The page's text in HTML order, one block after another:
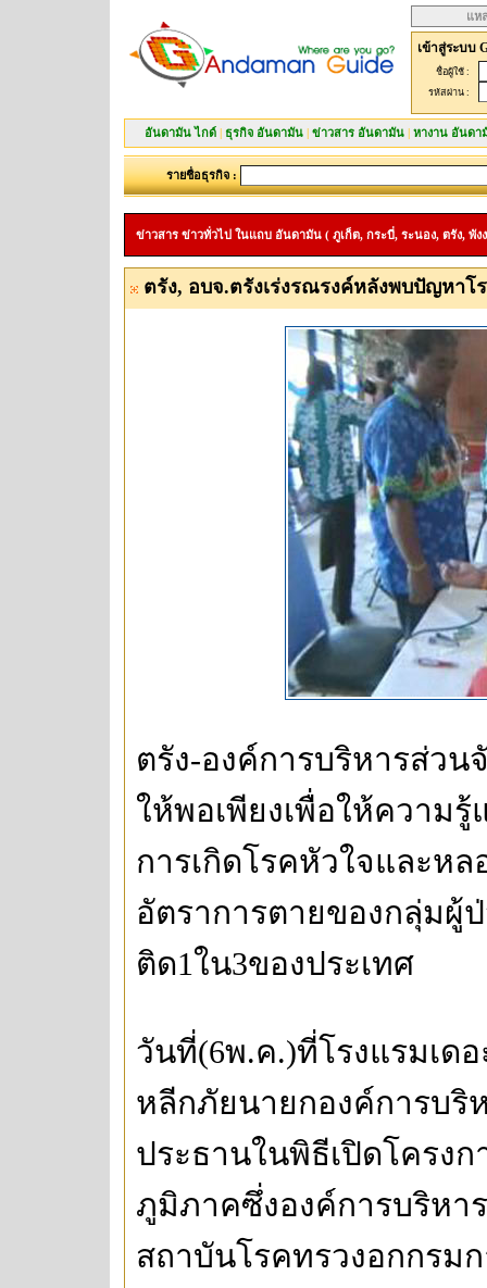
แห
เข้าสู่ระบบ
ชื่อผู้ใช้ :
รหัสผ่าน :
อันดามัน ไกด์ | ธุรกิจ อันดามัน | ข่าวสาร อันดามัน | หางาน อันดา
รายชื่อธุรกิจ :
ข่าวสาร ข่าวทั่วไป ในแถบ อันดามัน ( ภูเก็ต, กระบี่, ระนอง, ตรัง, พัง
ตรัง, อบจ.ตรังเร่งรณรงค์หลังพบปัญหาโ
ตรัง-องค์การบริหารส่วน
ให้พอเพียงเพื่อให้ความ
การเกิดโรคหัวใจและห
อัตราการตายของกลุ่มผู้
ติด1ใน3ของประเทศ
วันที่(6พ.ค.)ที่โรงแรมเด
หลีกภัยนายกองค์การบริ
ประธานในพิธีเปิดโครง
ภูมิภาคซึ่งองค์การบริหา
สถาบันโรคทรวงอกกร